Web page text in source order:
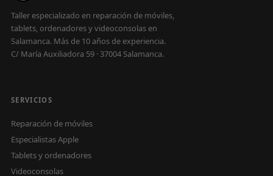
Taller especializado en reparación de móviles,
tablets, ordenadores y videoconsolas en
Salamanca. Más de 10 años de experiencia.
C/ María Auxiliadora 59 · 37004 Salamanca.
SERVICIOS
Reparación de móviles
Especialistas Apple
Tablets y ordenadores
Videoconsolas